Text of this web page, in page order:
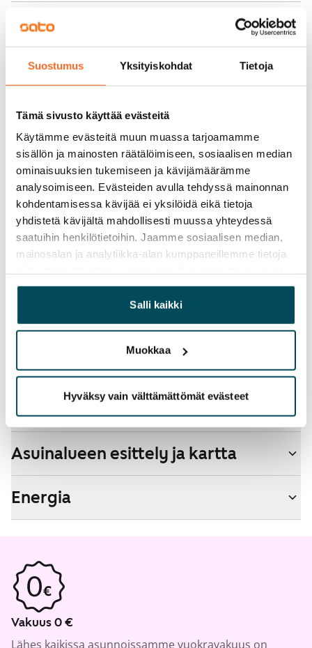
Suostumus Yksityiskohdat Tietoja
Tämä sivusto käyttää evästeitä
Käytämme evästeitä muun muassa tarjoamamme
sisällön ja mainosten räätälöimiseen, sosiaalisen median
ominaisuuksien tukemiseen ja kävijämäärämme
analysoimiseen. Evästeiden avulla tehdyssä mainonnan
kohdentamisessa kävijää ei yksilöidä eikä tietoja
yhdistetä kävijältä mahdollisesti muussa yhteydessä
saatuihin henkilötietoihin. Jaamme sosiaalisen median,
mainosalan ja analytiikka-alan kumppaneillemme tietoja
yhdistää näitä tietoja muihin tietoihin, joita olet antanut
heille tai joita on kerätty, kun olet käyttänyt heidän
palvelujaan.
Salli kaikki
Muokkaa
Hyväksy vain välttämättömät evästeet
0 €, (yrityksille min. 1 kk vuokra)
Kotivakuutus
Pakollinen, ei sisälly vuokraan
Vesimaksu
Sähkömaksu
Vuokralainen solmii itse sähkösopimuksen.
Laajakaista
Vuokraan sisältyy 50 M laajakaistaliittymä. Voit hankkia
lisänopeutta etuhintaan ottamalla yhteyttä
operaattoriin Telia.
Lemmikit sallittu
Talon tiedot
Asuinalueen esittely ja kartta
Energia
Vakuus 0 €
Lähes kaikissa asunnoissamme vuokravakuus on